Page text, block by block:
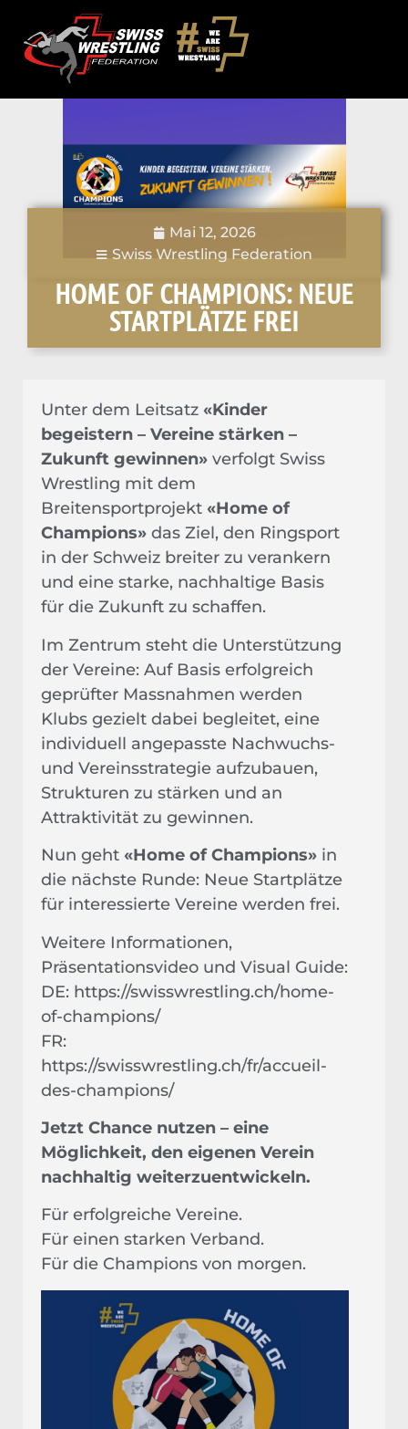
Mai 12, 2026
Swiss Wrestling Federation
HOME OF CHAMPIONS: NEUE
STARTPLÄTZE FREI
Unter dem Leitsatz «Kinder
begeistern – Vereine stärken –
Zukunft gewinnen» verfolgt Swiss
Wrestling mit dem
Breitensportprojekt «Home of
Champions» das Ziel, den Ringsport
in der Schweiz breiter zu verankern
und eine starke, nachhaltige Basis
für die Zukunft zu schaffen.
Im Zentrum steht die Unterstützung
der Vereine: Auf Basis erfolgreich
geprüfter Massnahmen werden
Klubs gezielt dabei begleitet, eine
individuell angepasste Nachwuchs-
und Vereinsstrategie aufzubauen,
Strukturen zu stärken und an
Attraktivität zu gewinnen.
Nun geht «Home of Champions» in
die nächste Runde: Neue Startplätze
für interessierte Vereine werden frei.
Weitere Informationen,
Präsentationsvideo und Visual Guide:
DE: https://swisswrestling.ch/home-
of-champions/
FR:
https://swisswrestling.ch/fr/accueil-
des-champions/
Jetzt Chance nutzen – eine
Möglichkeit, den eigenen Verein
nachhaltig weiterzuentwickeln.
Für erfolgreiche Vereine.
Für einen starken Verband.
Für die Champions von morgen.